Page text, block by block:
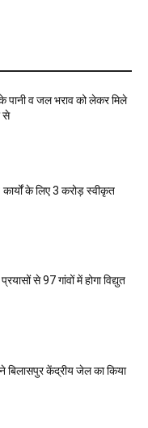
व जल भराव को लेकर मिले
से
के लिए 3 करोड़ स्वीकृत
से 97 गांवों में होगा विद्युत
बिलासपुर केंद्रीय जेल का किया